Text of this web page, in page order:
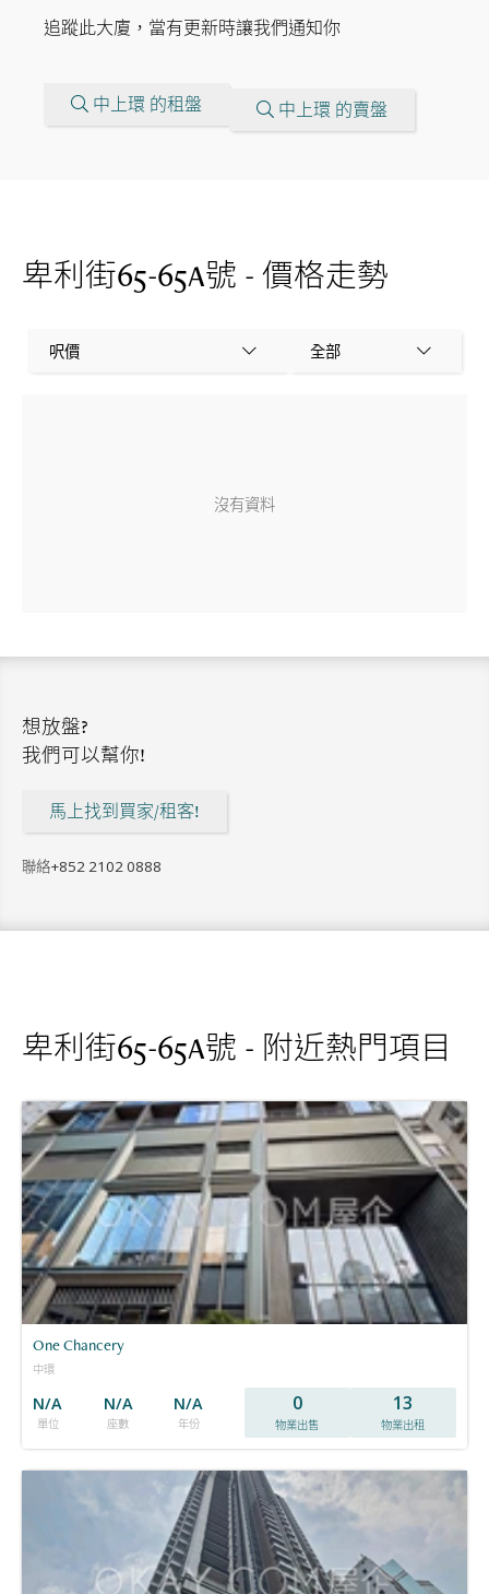
追蹤此大廈，當有更新時讓我們通知你
中上環 的租盤 中上環 的賣盤
卑利街65-65A號 - 價格走勢
呎價 全部
沒有資料
想放盤?
我們可以幫你!
馬上找到買家/租客!
聯絡+852 2102 0888
卑利街65-65A號 - 附近熱門項目
One Chancery
中環
N/A
單位
N/A
座數
N/A
年份
0
物業出售
13
物業出租